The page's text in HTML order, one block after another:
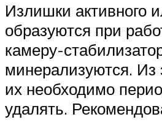
Излишки активного
образуются при
камеру-
минерализуются. Из
их необходимо
удалять.